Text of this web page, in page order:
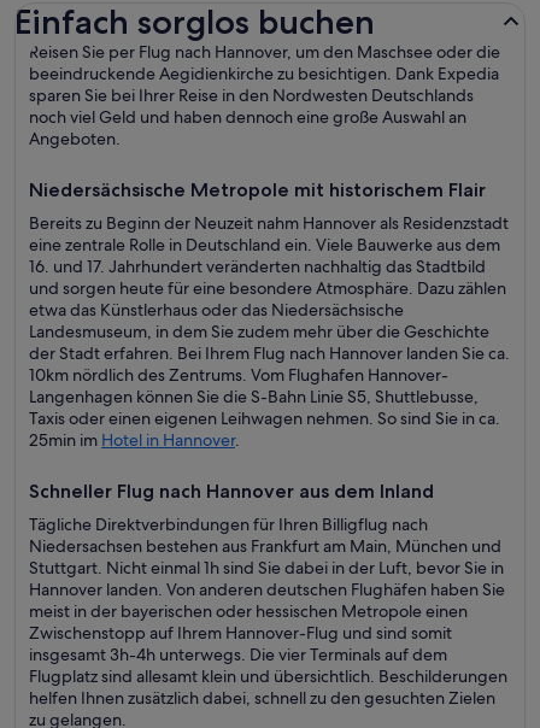
Einfach sorglos buchen
Reisen Sie per Flug nach Hannover, um den Maschsee oder die
beeindruckende Aegidienkirche zu besichtigen. Dank Expedia
sparen Sie bei Ihrer Reise in den Nordwesten Deutschlands
noch viel Geld und haben dennoch eine große Auswahl an
Angeboten.
Niedersächsische Metropole mit historischem Flair
Bereits zu Beginn der Neuzeit nahm Hannover als Residenzstadt
eine zentrale Rolle in Deutschland ein. Viele Bauwerke aus dem
16. und 17. Jahrhundert veränderten nachhaltig das Stadtbild
und sorgen heute für eine besondere Atmosphäre. Dazu zählen
etwa das Künstlerhaus oder das Niedersächsische
Landesmuseum, in dem Sie zudem mehr über die Geschichte
der Stadt erfahren. Bei Ihrem Flug nach Hannover landen Sie ca.
10km nördlich des Zentrums. Vom Flughafen Hannover-
Langenhagen können Sie die S-Bahn Linie S5, Shuttlebusse,
Taxis oder einen eigenen Leihwagen nehmen. So sind Sie in ca.
25min im Hotel in Hannover.
Schneller Flug nach Hannover aus dem Inland
Tägliche Direktverbindungen für Ihren Billigflug nach
Niedersachsen bestehen aus Frankfurt am Main, München und
Stuttgart. Nicht einmal 1h sind Sie dabei in der Luft, bevor Sie in
Hannover landen. Von anderen deutschen Flughäfen haben Sie
meist in der bayerischen oder hessischen Metropole einen
Zwischenstopp auf Ihrem Hannover-Flug und sind somit
insgesamt 3h-4h unterwegs. Die vier Terminals auf dem
Flugplatz sind allesamt klein und übersichtlich. Beschilderungen
helfen Ihnen zusätzlich dabei, schnell zu den gesuchten Zielen
zu gelangen.